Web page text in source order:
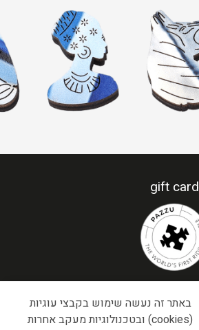
gift card
באתר זה נעשה שימוש בקבצי עוגיות
(cookies) ובטכנולוגיות מעקב אחרות